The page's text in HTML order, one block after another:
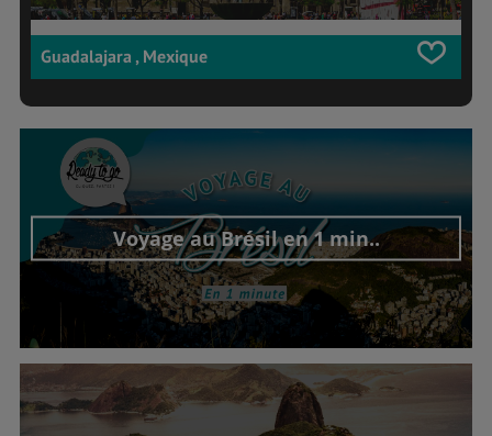
Guadalajara , Mexique
Voyage au Brésil en 1 min..
Découvrir cet interview